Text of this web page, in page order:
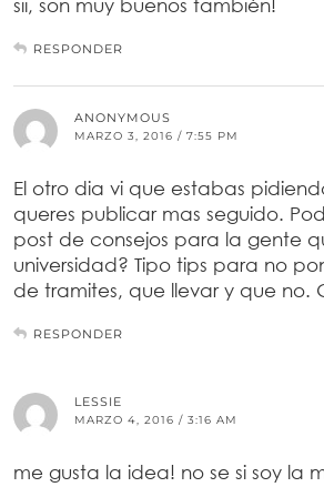
sii, son muy buenos también!
RESPONDER
ANONYMOUS
MARZO 3, 2016 / 7:55 PM
El otro dia vi que estabas
queres publicar mas seguido.
post de consejos para la gente
universidad? Tipo tips para no
de tramites, que llevar y que no.
RESPONDER
LESSIE
MARZO 4, 2016 / 3:16 AM
me gusta la idea! no se si soy la